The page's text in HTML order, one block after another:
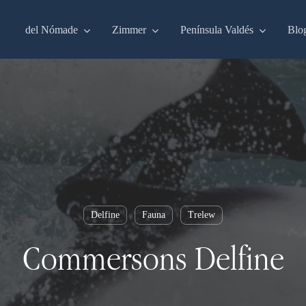
del Nómade Zimmer Península Valdés
Delfine Fauna Trelew
Commersons Delfine